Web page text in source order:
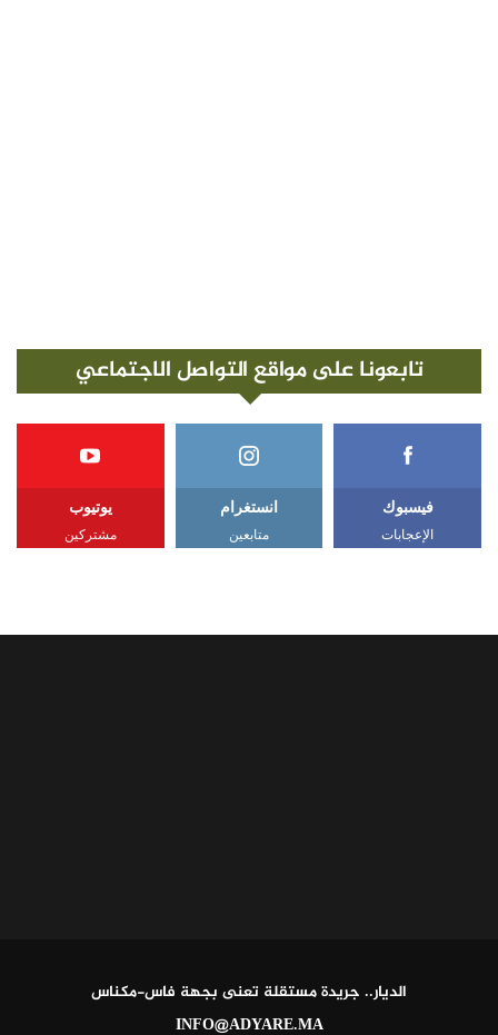
تابعونا على مواقع التواصل الاجتماعي
فيسبوك
الإعجابات
انستغرام
متابعين
يوتيوب
مشتركين
الديار.. جريدة مستقلة تعنى بجهة فاس-مكناس
INFO@ADYARE.MA